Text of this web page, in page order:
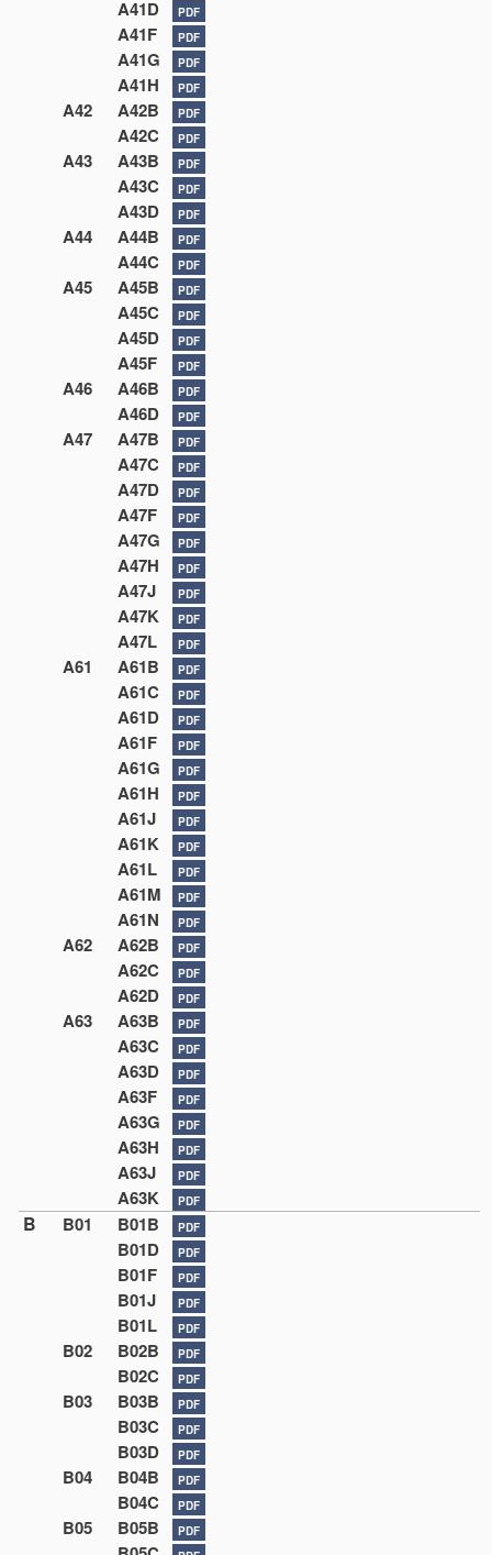
A41D PDF
A41F PDF
A41G PDF
A41H PDF
A42 A42B PDF
A42C PDF
A43 A43B PDF
A43C PDF
A43D PDF
A44 A44B PDF
A44C PDF
A45 A45B PDF
A45C PDF
A45D PDF
A45F PDF
A46 A46B PDF
A46D PDF
A47 A47B PDF
A47C PDF
A47D PDF
A47F PDF
A47G PDF
A47H PDF
A47J PDF
A47K PDF
A47L PDF
A61 A61B PDF
A61C PDF
A61D PDF
A61F PDF
A61G PDF
A61H PDF
A61J PDF
A61K PDF
A61L PDF
A61M PDF
A61N PDF
A62 A62B PDF
A62C PDF
A62D PDF
A63 A63B PDF
A63C PDF
A63D PDF
A63F PDF
A63G PDF
A63H PDF
A63J PDF
A63K PDF
B B01 B01B PDF
B01D PDF
B01F PDF
B01J PDF
B01L PDF
B02 B02B PDF
B02C PDF
B03 B03B PDF
B03C PDF
B03D PDF
B04 B04B PDF
B04C PDF
B05 B05B PDF